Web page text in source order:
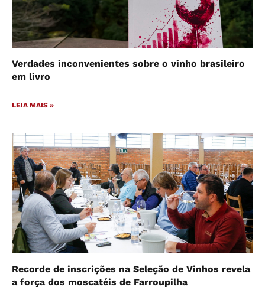
Verdades inconvenientes sobre o vinho brasileiro
em livro
LEIA MAIS »
Recorde de inscrições na Seleção de Vinhos revela
a força dos moscatéis de Farroupilha